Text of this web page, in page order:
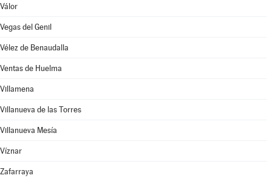
Válor
Vegas del Genil
Vélez de Benaudalla
Ventas de Huelma
Villamena
Villanueva de las Torres
Villanueva Mesía
Víznar
Zafarraya